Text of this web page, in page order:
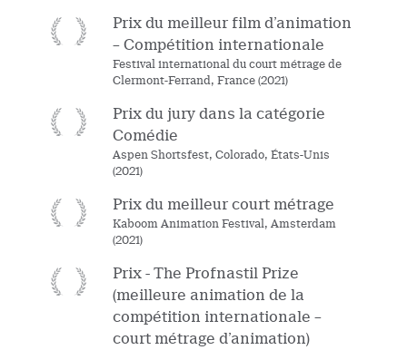
Prix du meilleur film d’animation
– Compétition internationale
Festival international du court métrage de
Clermont-Ferrand, France (2021)
Prix du jury dans la catégorie
Comédie
Aspen Shortsfest, Colorado, États-Unis
(2021)
Prix du meilleur court métrage
Kaboom Animation Festival, Amsterdam
(2021)
Prix - The Profnastil Prize
(meilleure animation de la
compétition internationale –
court métrage d’animation)